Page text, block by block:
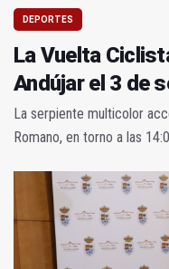
DEPORTES
La Vuelta
Andújar el 3 de
La serpiente multicolor
Romano, en torno a las